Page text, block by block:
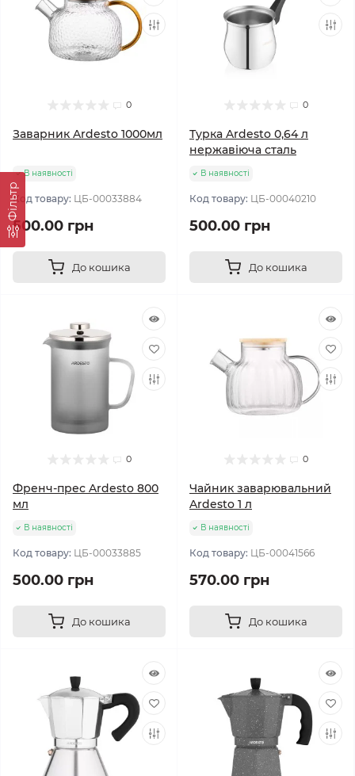
Фільтр
0
Заварник Ardesto 1000мл
В наявності
Код товару: ЦБ-00033884
500.00 грн
До кошика
0
Турка Ardesto 0,64 л
нержавіюча сталь
В наявності
Код товару: ЦБ-00040210
500.00 грн
До кошика
0
Френч-прес Ardesto 800
мл
В наявності
Код товару: ЦБ-00033885
500.00 грн
До кошика
0
Чайник заварювальний
Ardesto 1 л
В наявності
Код товару: ЦБ-00041566
570.00 грн
До кошика